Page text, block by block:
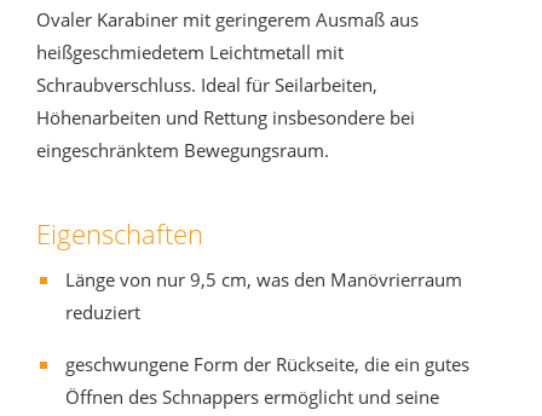
Ovaler Karabiner mit geringerem Ausmaß aus
heißgeschmiedetem Leichtmetall mit
Schraubverschluss. Ideal für Seilarbeiten,
Höhenarbeiten und Rettung insbesondere bei
eingeschränktem Bewegungsraum.
Eigenschaften
Länge von nur 9,5 cm, was den Manövrierraum
reduziert
geschwungene Form der Rückseite, die ein gutes
Öffnen des Schnappers ermöglicht und seine